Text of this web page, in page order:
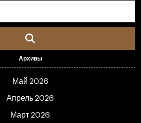
Архивы
Май 2026
Апрель 2026
Март 2026